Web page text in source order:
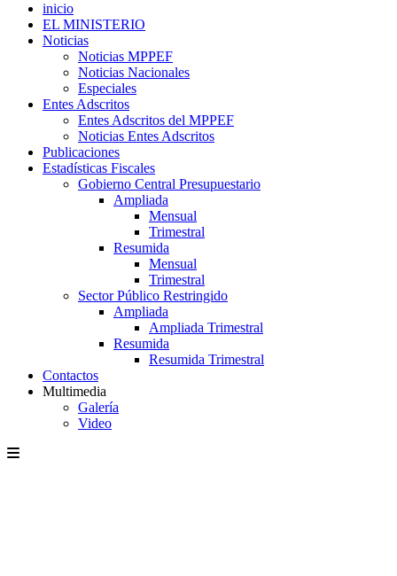
inicio
EL MINISTERIO
Noticias
Noticias MPPEF
Noticias Nacionales
Especiales
Entes Adscritos
Entes Adscritos del MPPEF
Noticias Entes Adscritos
Publicaciones
Estadísticas Fiscales
Gobierno Central Presupuestario
Ampliada
Mensual
Trimestral
Resumida
Mensual
Trimestral
Sector Público Restringido
Ampliada
Ampliada Trimestral
Resumida
Resumida Trimestral
Contactos
Multimedia
Galería
Video